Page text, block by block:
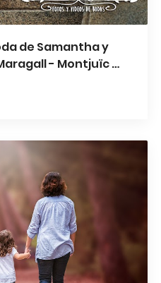
de Samantha y
- Montjuïc -